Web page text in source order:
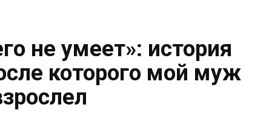
не умеет»: история
которого мой муж